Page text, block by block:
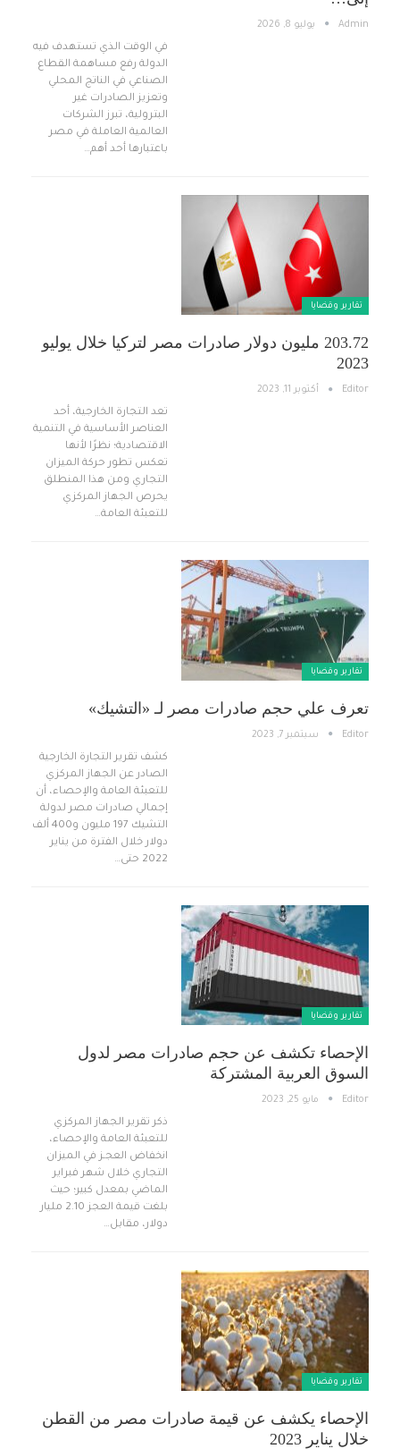
Admin يوليو 8, 2026
في الوقت الذي تستهدف فيه
الدولة رفع مساهمة القطاع
الصناعي في الناتج المحلي
وتعزيز الصادرات غير
البترولية، تبرز الشركات
العالمية العاملة في مصر
باعتبارها أحد أهم…
تقارير وقضايا ​
203.72 مليون دولار صادرات مصر لتركيا خلال يوليو
2023
Editor أكتوبر 11, 2023
تعد التجارة الخارجية، أحد
العناصر الأساسية في التنمية
الاقتصادية؛ نظرًا لأنها
تعكس تطور حركة الميزان
التجاري ومن هذا المنطلق
يحرص الجهاز المركزي
للتعبئة العامة…
تقارير وقضايا ​
تعرف علي حجم صادرات مصر لـ «التشيك»
Editor سبتمبر 7, 2023
كشف تقرير التجارة الخارجية
الصادر عن الجهاز المركزي
للتعبئة العامة والإحصاء، أن
إجمالي صادرات مصر لدولة
التشيك 197 مليون و400 ألف
دولار خلال الفترة من يناير
2022 حتى…
تقارير وقضايا ​
الإحصاء تكشف عن حجم صادرات مصر لدول
السوق العربية المشتركة
Editor مايو 25, 2023
ذكر تقرير الجهاز المركزي
للتعبئة العامة والإحصاء،
انخفاض العجـز في الميزان
التجاري خلال شهر فبراير
الماضي بمعدل كبير؛ حيث
بلغت قيمة العجز 2.10 مليار
دولار، مقابل…
تقارير وقضايا ​
الإحصاء يكشف عن قيمة صادرات مصر من القطن
خلال يناير 2023